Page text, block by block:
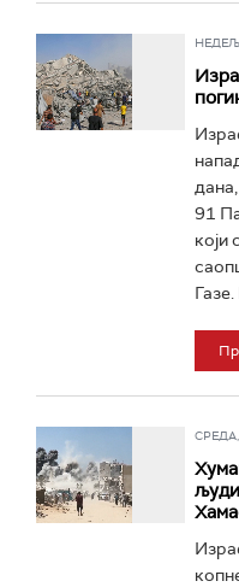
91
који
СРЕДА,
људи